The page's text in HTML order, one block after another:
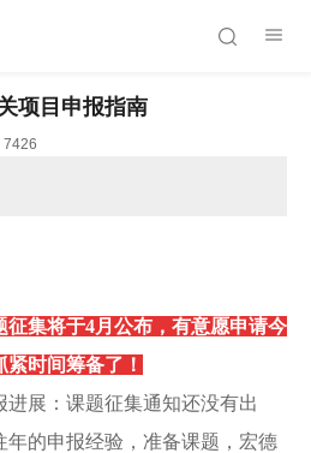
项目申报指南
集将于4月公布，有意愿申请今
时间筹备了！
进展：课题征集通知还没有出
年的申报经验，准备课题，宏德